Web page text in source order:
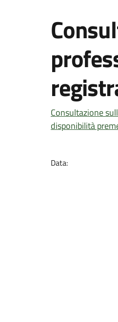
Consultazione
disponibilità
Data: